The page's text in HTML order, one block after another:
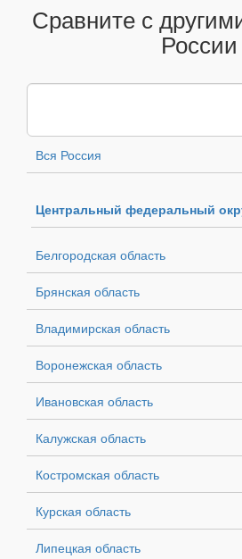
Сравните с
России
Вся Россия
Центральный федеральный
Белгородская область
Брянская область
Владимирская область
Воронежская область
Ивановская область
Калужская область
Костромская область
Курская область
Липецкая область